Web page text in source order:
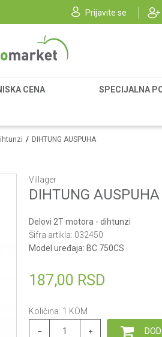
Prijavite se
CENA SPECIJALNA
DIHTUNG AUSPUHA
Villager
DIHTUNG AUSPUHA
Delovi 2T motora - dihtunzi
Šifra artikla: 032450
Model uređaja: BC 750CS
187,00 RSD
Količina: 1 KOM